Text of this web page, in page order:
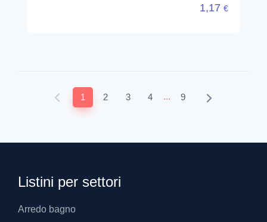
1,17 €
1 2 3 4 ... 9
Listini per settori
Arredo bagno